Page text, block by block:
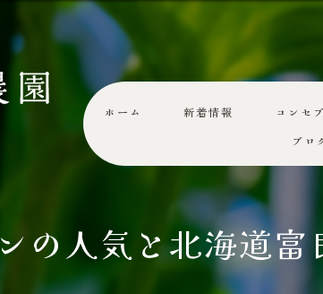
ホーム 新着情報 コンセ
代表あ
ブロ
の人気と北海道